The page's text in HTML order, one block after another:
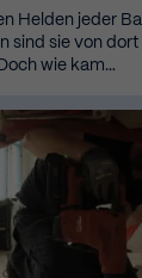
Helden jeder
sind sie von
wie kam…